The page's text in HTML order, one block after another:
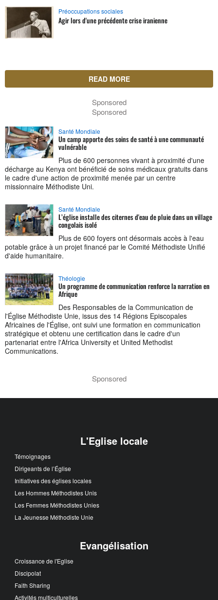
Préoccupations sociales
Agir lors d'une précédente crise iranienne
READ MORE
Sponsored
Sponsored
Santé Mondiale
Un camp apporte des soins de santé à une communauté
vulnérable
Plus de 600 personnes vivant à proximité d'une
décharge au Kenya ont bénéficié de soins médicaux gratuits dans
le cadre d'une action de proximité menée par un centre
missionnaire Méthodiste Uni.
Santé Mondiale
L’église installe des citernes d'eau de pluie dans un village
congolais isolé
Plus de 600 foyers ont désormais accès à l'eau
potable grâce à un projet financé par le Comité Méthodiste Unifié
d'aide humanitaire.
Théologie
Un programme de communication renforce la narration en
Afrique
Des Responsables de la Communication de
l'Église Méthodiste Unie, issus des 14 Régions Episcopales
Africaines de l'Église, ont suivi une formation en communication
stratégique et obtenu une certification dans le cadre d'un
partenariat entre l'Africa University et United Methodist
Communications.
Sponsored
L'Eglise locale
Témoignages
Dirigeants de l’Église
Initiatives des églises locales
Les Hommes Méthodistes Unis
Les Femmes Méthodistes Unies
La Jeunesse Méthodiste Unie
Evangélisation
Croissance de l'Eglise
Discipolat
Faith Sharing
Activités multiculturelles